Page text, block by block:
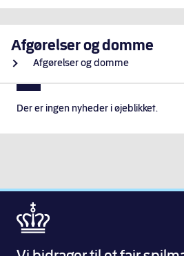
Afgørelser og domme
Afgørelser og domme
Der er ingen nyheder i øjeblikket.